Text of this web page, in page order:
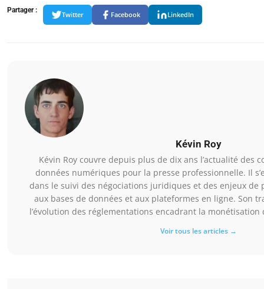
Partager :
Twitter Facebook LinkedIn
Kévin Roy
Kévin Roy couvre depuis plus de dix ans l’actualité des
données numériques pour la presse professionnelle. Il
dans le suivi des négociations juridiques et des enjeux
aux bases de données et aux plateformes en ligne. Son
l’évolution des réglementations encadrant la
Voir tous les articles →